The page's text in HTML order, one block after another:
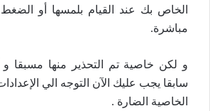
الخاص بك عند القيام بلمسها أو الضغط
مباشرة.
و لكن خاصية تم التحذير منها مسبقا
سابقا يجب عليك الآن التوجه الي
الخاصية الضارة .